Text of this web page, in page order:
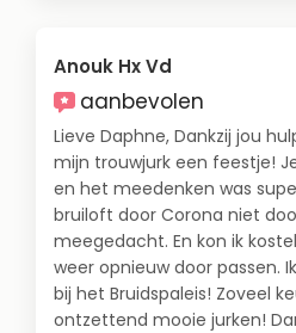
Anouk Hx Vd
aanbevolen
Lieve Daphne, Dankzij jou
mijn trouwjurk een feestje!
en het meedenken was
bruiloft door Corona niet
meegedacht. En kon ik
weer opnieuw door passen.
bij het Bruidspaleis! Zoveel
ontzettend mooie jurken!